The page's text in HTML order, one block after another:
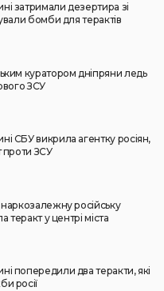
затримали дезертира зі
бомби для терактів
куратором дніпряни ледь
ЗСУ
СБУ викрила агентку росіян,
проти ЗСУ
російську
теракт у центрі міста
попередили два теракти, які
росії